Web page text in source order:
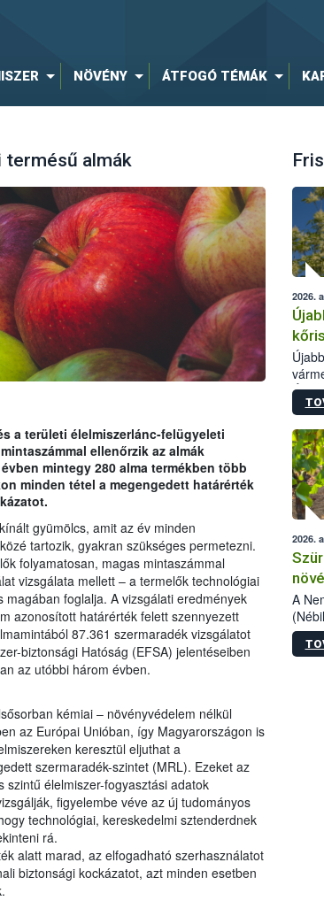
NÖVÉNY ÁTFOGÓ TÉMÁK
termésű almák
a területi élelmiszerlánc-felügyeleti
ellenőrzik az almák
mintegy 280 alma termékben több
minden tétel a megengedett határérték
gyümölcs, amit az év minden
tartozik, gyakran szükséges permetezni.
folyamatosan, magas mintaszámmal
vizsgálata mellett – a termelők technológiai
foglalja. A vizsgálati eredmények
azonosított határérték felett szennyezett
87.361 szermaradék vizsgálatot
biztonsági Hatóság (EFSA) jelentéseiben
az utóbbi három évben.
kémiai – növényvédelem nélkül
az Európai Unióban, így Magyarországon is
keresztül eljuthat a
szermaradék-szintet (MRL). Ezeket az
élelmiszer-fogyasztási adatok
figyelembe véve az új tudományos
technológiai, kereskedelmi sztenderdnek
rá.
alatt marad, az elfogadható szerhasználatot
biztonsági kockázatot, azt minden esetben
2026.
2026.
A